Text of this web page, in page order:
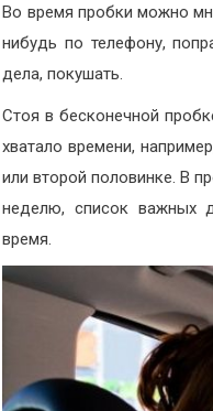
Во время пробки можно
нибудь по телефону,
дела, покушать.
Стоя в бесконечной
хватало времени,
или второй половинке. В
неделю, список важных
время.